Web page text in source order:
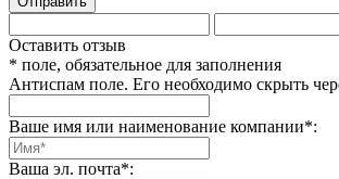
Оставить отзыв
* поле, обязательное для заполнения
Антиспам поле. Его необходимо скрыть
Ваше имя или наименование компании*:
Ваша эл. почта*: